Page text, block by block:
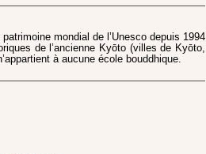
mondial de l’Unesco depuis 1994
de l’ancienne Kyōto (villes de Kyōto,
à aucune école bouddhique.